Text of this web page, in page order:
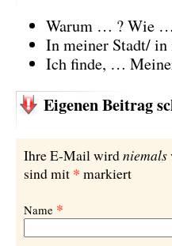
Warum … ? Wie
In meiner Stadt/
Ich finde, …
Eigenen Beitrag
Ihre E-Mail wirdniemals
sind mit * markiert
Name *